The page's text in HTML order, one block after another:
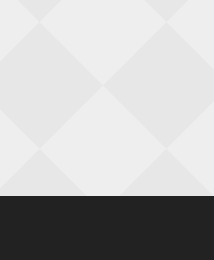
Open Schaakkampioenschap van